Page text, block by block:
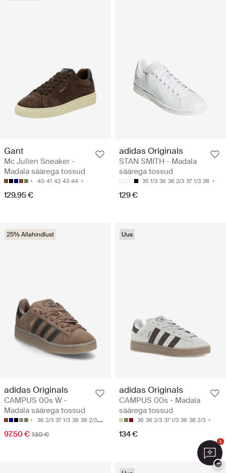
Gant
Mc Julien Sneaker -
Madala säärega tossud
40 41 42 43 44
129.95 €
adidas Originals
STAN SMITH - Madala
säärega tossud
35 1/3 36 36 2/3 37 1/3 38
129 €
25% Allahindlust
adidas Originals
CAMPUS 00s W -
Madala säärega tossud
36 2/3 37 1/3 38 38 2/3 39 1/3
97.50 € 130 €
Uus
adidas Originals
CAMPUS 00s - Madala
säärega tossud
36 36 2/3 37 1/3 38 38 2/3
134 €
1
−